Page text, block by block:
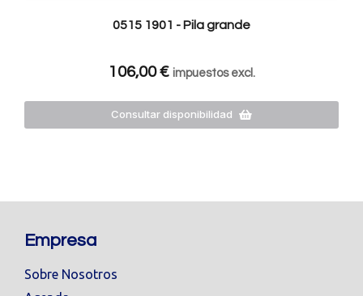
0515 1901 - Pila grande
106,00€ impuestos excl.
Consultar disponibilidad
Empresa
Sobre Nosotros